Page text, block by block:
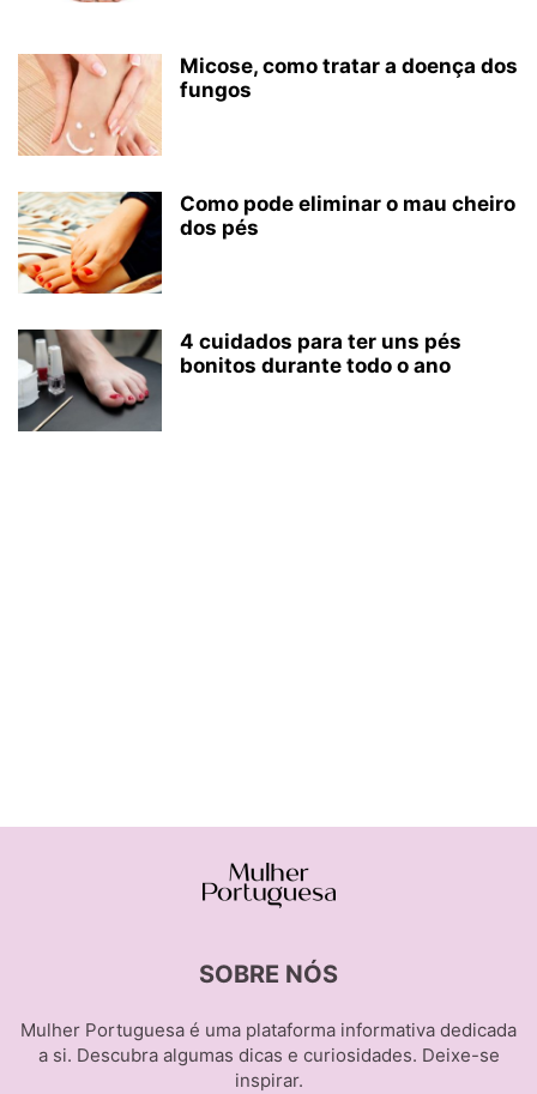
Micose, como tratar a doença dos
fungos
Como pode eliminar o mau cheiro
dos pés
4 cuidados para ter uns pés
bonitos durante todo o ano
SOBRE NÓS
Mulher Portuguesa é uma plataforma informativa dedicada
a si. Descubra algumas dicas e curiosidades. Deixe-se
inspirar.